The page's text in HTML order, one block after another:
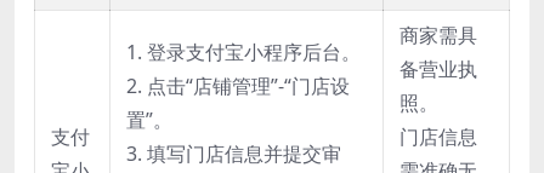
支付
1. 登录支付宝小程序后台。
2. 点击“店铺管理”-“门店设
置”。
3. 填写门店信息并提交审
商家需具
备营业执
照。
门店信息